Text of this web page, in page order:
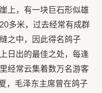
上，有一块巨石形似雄
多米，过去经常有成群
之中，因此得名鸽子
日出的最佳之处，每逢
经常云集着数万名游客
，毛泽东主席曾在鸽子